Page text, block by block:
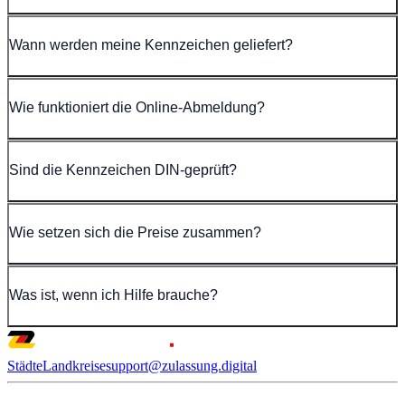
Wann werden meine Kennzeichen geliefert?
Wie funktioniert die Online-Abmeldung?
Sind die Kennzeichen DIN-geprüft?
Wie setzen sich die Preise zusammen?
Was ist, wenn ich Hilfe brauche?
StädteLandkreisesupport@zulassung.digital